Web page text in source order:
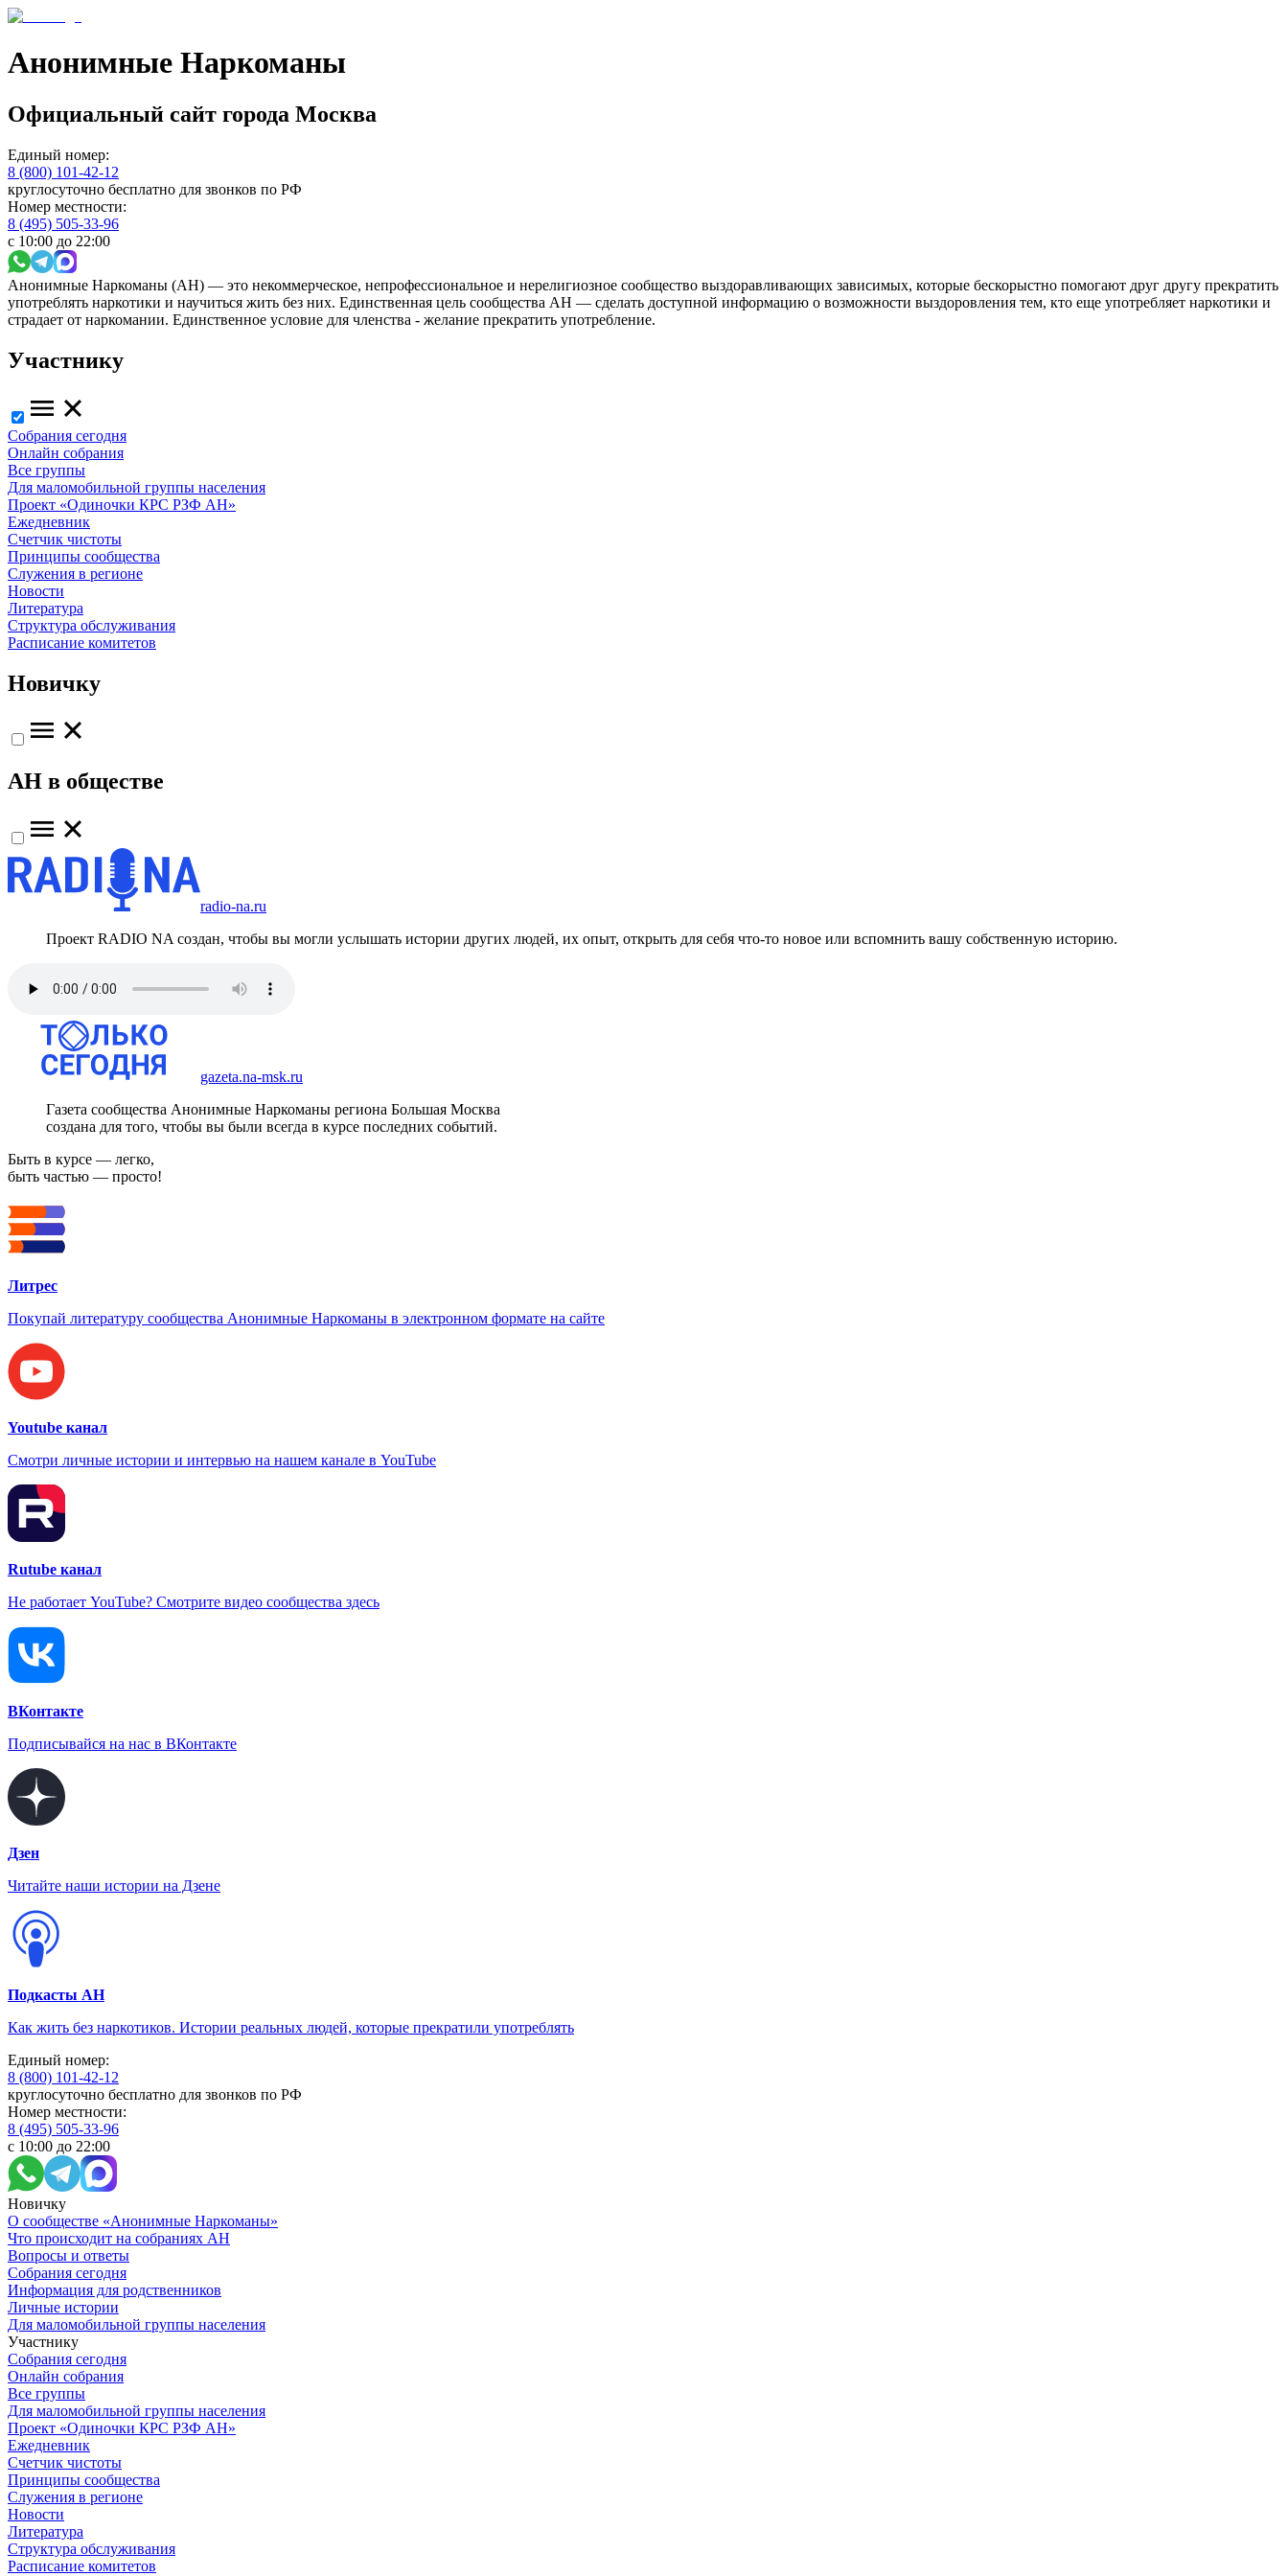
Анонимные Наркоманы
Официальный сайт города Москва
Единый номер:
8 (800) 101-42-12
круглосуточно бесплатно для звонков по РФ
Номер местности:
8 (495) 505-33-96
с 10:00 до 22:00
Анонимные Наркоманы (АН) — это некоммерческое, непрофессиональное и нерелигиозное сообщество выздоравливающих зависимых, которые бескорыстно помогают друг другу прекратить
употреблять наркотики и научиться жить без них. Единственная цель сообщества АН — сделать доступной информацию о возможности выздоровления тем, кто еще употребляет наркотики и
страдает от наркомании. Единственное условие для членства - желание прекратить употребление.
Участнику
Собрания сегодня
Онлайн собрания
Все группы
Для маломобильной группы населения
Проект «Одиночки КРС РЗФ АН»
Ежедневник
Счетчик чистоты
Принципы сообщества
Служения в регионе
Новости
Литература
Структура обслуживания
Расписание комитетов
Новичку
АН в обществе
radio-na.ru
Проект RADIO NA создан, чтобы вы могли услышать истории других людей, их опыт, открыть для себя что-то новое или вспомнить вашу собственную историю.
gazeta.na-msk.ru
Газета сообщества Анонимные Наркоманы региона Большая Москва
создана для того, чтобы вы были всегда в курсе последних событий.
Быть в курсе — легко,
быть частью — просто!
Литрес
Покупай литературу сообщества Анонимные Наркоманы в электронном формате на сайте
Youtube канал
Смотри личные истории и интервью на нашем канале в YouTube
Rutube канал
Не работает YouTube? Смотрите видео сообщества здесь
ВКонтакте
Подписывайся на нас в ВКонтакте
Дзен
Читайте наши истории на Дзене
Подкасты АН
Как жить без наркотиков. Истории реальных людей, которые прекратили употреблять
Единый номер:
8 (800) 101-42-12
круглосуточно бесплатно для звонков по РФ
Номер местности:
8 (495) 505-33-96
с 10:00 до 22:00
Новичку
О сообществе «Анонимные Наркоманы»
Что происходит на собраниях АН
Вопросы и ответы
Собрания сегодня
Информация для родственников
Личные истории
Для маломобильной группы населения
Участнику
Собрания сегодня
Онлайн собрания
Все группы
Для маломобильной группы населения
Проект «Одиночки КРС РЗФ АН»
Ежедневник
Счетчик чистоты
Принципы сообщества
Служения в регионе
Новости
Литература
Структура обслуживания
Расписание комитетов